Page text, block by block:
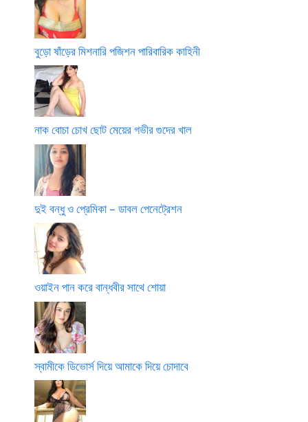
বুড়ো ষাঁড়ের মিশনারি পজিশন পারিবারিক কাহিনী
নাক বোচা চোখ ছোট মেয়ের গভীর গুদের খাল
দুই বন্ধু ও প্রেমিকা – ডাবল পেনেট্রেশন
ওয়াইন পান করে বান্ধবীর সাথে শোয়া
স্বামীকে ডিভোর্স দিয়ে আমাকে দিয়ে চোদাবে